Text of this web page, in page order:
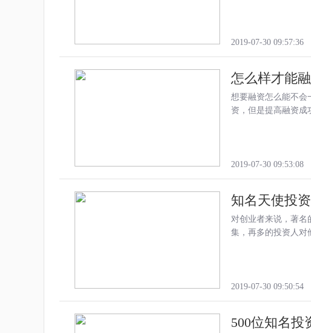
2019-07-30 09:57:36
怎么样才能
想要融资怎么能不会
资，但是提高融资成
2019-07-30 09:53:08
知名天使投
对创业者来说，著名
集，再多的投资人对
2019-07-30 09:50:54
500位知名投